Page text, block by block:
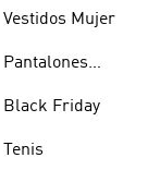
Vestidos Mujer
Pantalones
Black Friday
Tenis